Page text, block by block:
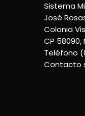
Sistema
José
Colonia
CP 58090,
Teléfono
Contacto